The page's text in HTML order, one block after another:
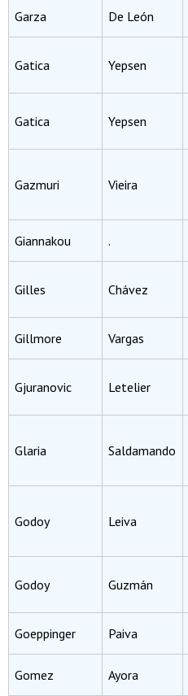
Garza De León
Gatica Yepsen
Gatica Yepsen
Gazmuri Vieira
Giannakou .
Gilles Chávez
Gillmore Vargas
Gjuranovic Letelier
Glaria Saldamando
Godoy Leiva
Godoy Guzmán
Goeppinger Paiva
Gomez Ayora